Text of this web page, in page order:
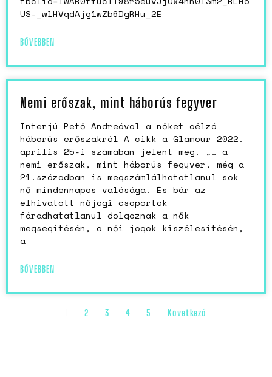
US-_wlHVqdAjg1wZb6DgRHu_2E
BŐVEBBEN
Nemi erőszak, mint háborús fegyver
Interjú Pető Andreával a nőket célzó
háborús erőszakról A cikk a Glamour 2022.
április 25-i számában jelent meg. „… a
nemi erőszak, mint háborús fegyver, még a
21.században is megszámlálhatatlanul sok
nő mindennapos valósága. És bár az
elhivatott nőjogi csoportok
fáradhatatlanul dolgoznak a nők
megsegítésén, a női jogok kiszélesítésén,
a
BŐVEBBEN
2 3 4 5 Következő